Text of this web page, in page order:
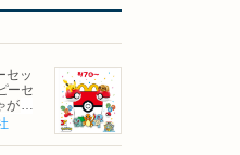
セッ
ーセ
期